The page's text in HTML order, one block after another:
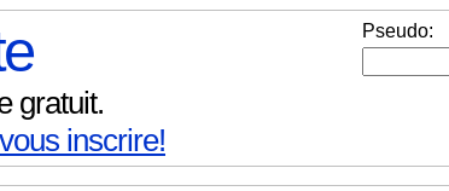
Pseudo:
gratuit.
inscrire!